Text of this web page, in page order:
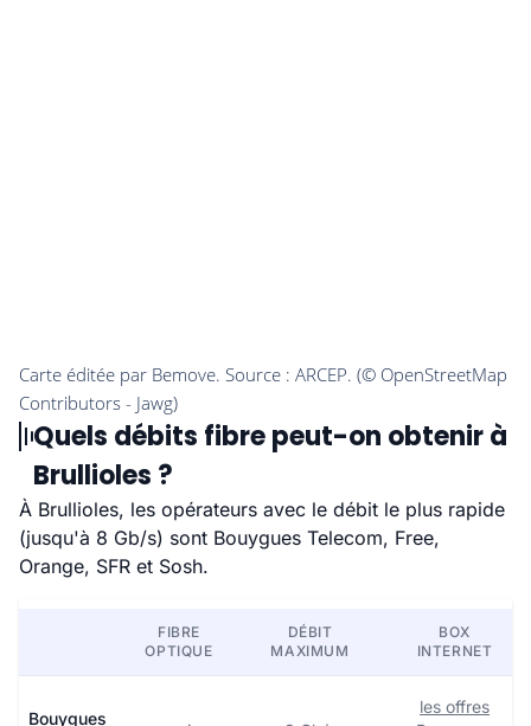
Quels débits fibre peut-on obtenir à
Brullioles ?
À Brullioles, les opérateurs avec le débit le plus rapide
(jusqu'à 8 Gb/s) sont Bouygues Telecom, Free,
Orange, SFR et Sosh.
FIBRE
OPTIQUE
DÉBIT
MAXIMUM
BOX
INTERNET
Bouygues
les offres